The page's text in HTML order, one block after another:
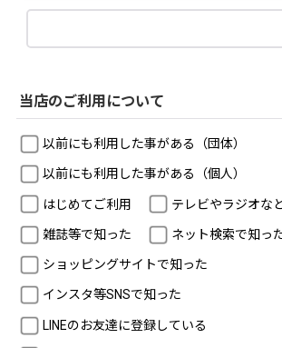
当店のご利用について
以前にも利用した事がある（団体）
以前にも利用した事がある（個人）
はじめてご利用 テレビやラジオな
雑誌等で知った ネット検索で知っ
ショッピングサイトで知った
インスタ等SNSで知った
LINEのお友達に登録している